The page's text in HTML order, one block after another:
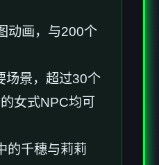
动画，与200个
场景，超过30个
女式NPC均可
的千穗与莉莉